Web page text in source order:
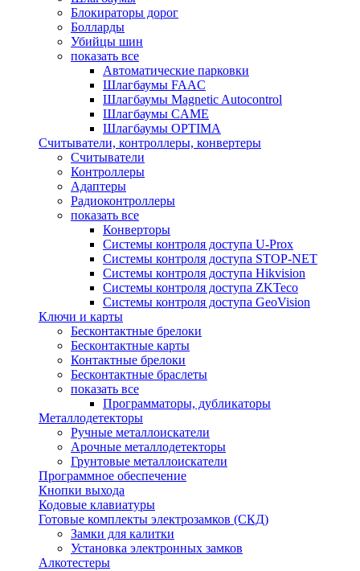
Блокираторы дорог
Болларды
Убийцы шин
показать все
Автоматические парковки
Шлагбаумы FAAC
Шлагбаумы Magnetic Autocontrol
Шлагбаумы CAME
Шлагбаумы OPTIMA
Считыватели, контроллеры, конвертеры
Считыватели
Контроллеры
Адаптеры
Радиоконтроллеры
показать все
Конверторы
Системы контроля доступа U-Prox
Системы контроля доступа STOP-NET
Системы контроля доступа Hikvision
Системы контроля доступа ZKTeco
Системы контроля доступа GeoVision
Ключи и карты
Бесконтактные брелоки
Бесконтактные карты
Контактные брелоки
Бесконтактные браслеты
показать все
Программаторы, дубликаторы
Металлодетекторы
Ручные металлоискатели
Арочные металлодетекторы
Грунтовые металлоискатели
Программное обеспечение
Кнопки выхода
Кодовые клавиатуры
Готовые комплекты электрозамков (СКД)
Замки для калитки
Установка электронных замков
Алкотестеры